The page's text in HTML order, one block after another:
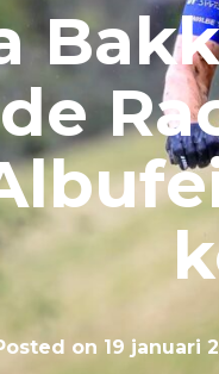
de
on 19 januari